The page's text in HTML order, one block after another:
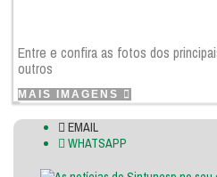
Entre e confira as fotos dos
outros
MAIS IMAGENS
EMAIL
WHATSAPP